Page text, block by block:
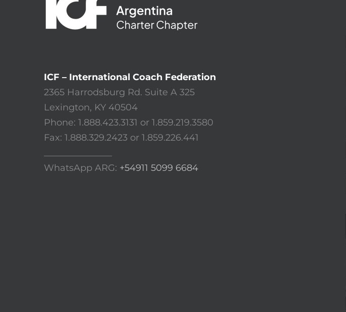
ICF – International Coach Federation
2365 Harrodsburg Rd. Suite A 325
Lexington, KY 40504
Phone: 1.888.423.3131 or 1.859.219.3580
Fax: 1.888.329.2423 or 1.859.226.441
WhatsApp ARG: +54911 5099 6684